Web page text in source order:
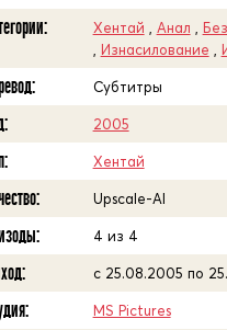
Хентай Анал
Изнасилование
Субтитры
2005
Хентай
Upscale-AI
4 из 4
с 25.08.2005 по
MS Pictures